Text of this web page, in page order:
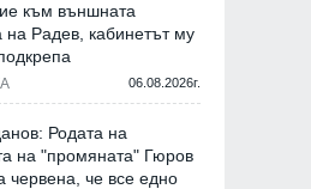
към външната
на Радев, кабинетът му
06.08.2026г.
Родата на
на "промяната" Гюров
червена, че все едно